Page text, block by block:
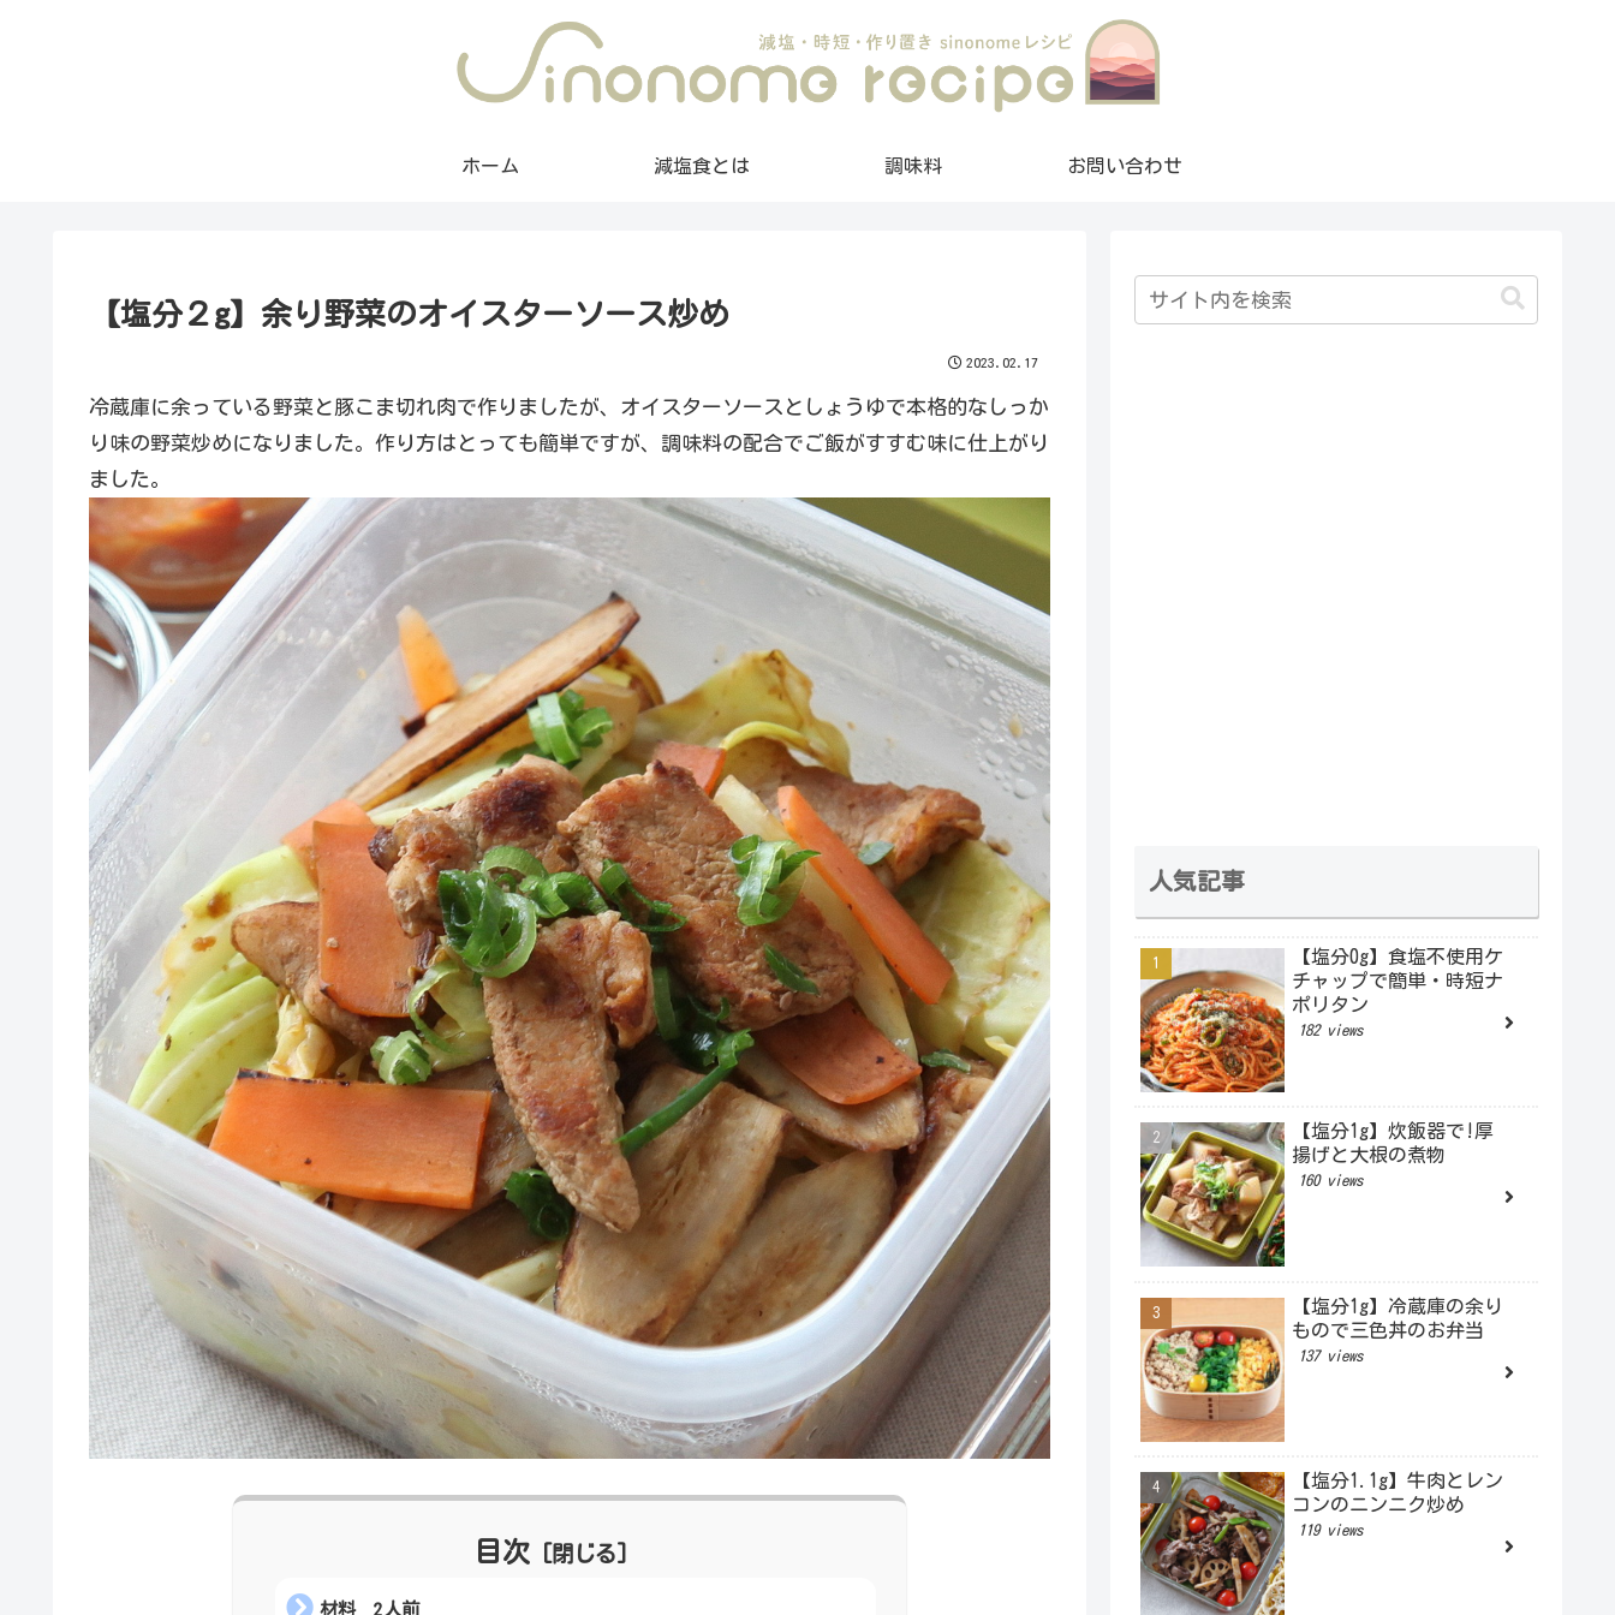
ホーム 減塩食とは 調味料 お問い合わせ
【塩分２g】余り野菜のオイスターソース炒め
2023.02.17
冷蔵庫に余っている野菜と豚こま切れ肉で作りましたが、オイスターソースとしょうゆで本格的なしっか
り味の野菜炒めになりました。作り方はとっても簡単ですが、調味料の配合でご飯がすすむ味に仕上がり
ました。
目次
材料 2人前
人気記事
【塩分0g】食塩不使用ケ
チャップで簡単・時短ナ
ポリタン
182 views
【塩分1g】炊飯器で!厚
揚げと大根の煮物
160 views
【塩分1g】冷蔵庫の余り
もので三色丼のお弁当
137 views
【塩分1.1g】牛肉とレン
コンのニンニク炒め
119 views